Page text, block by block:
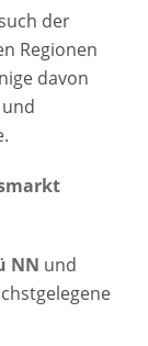
Berg
Koster
Freitag &
der
Regionen
davon
NN und